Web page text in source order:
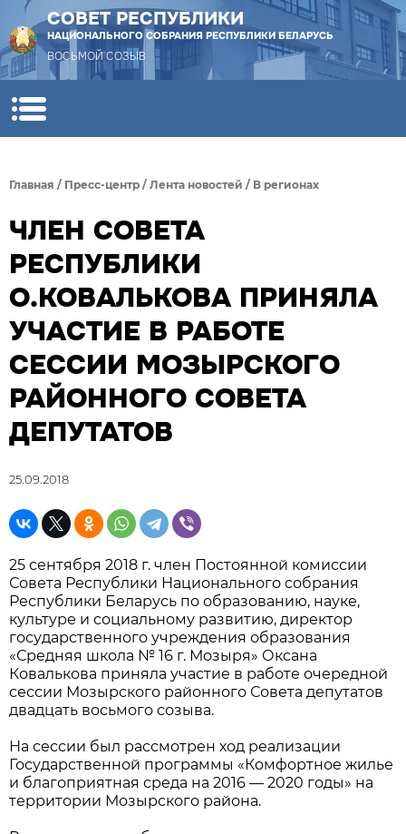
СОВЕТ РЕСПУБЛИКИ
НАЦИОНАЛЬНОГО СОБРАНИЯ РЕСПУБЛИКИ БЕЛАРУСЬ
ВОСЬМОЙ СОЗЫВ
Главная / Пресс-центр / Лента новостей / В регионах
ЧЛЕН СОВЕТА
РЕСПУБЛИКИ
О.КОВАЛЬКОВА ПРИНЯЛА
УЧАСТИЕ В РАБОТЕ
СЕССИИ МОЗЫРСКОГО
РАЙОННОГО СОВЕТА
ДЕПУТАТОВ
25.09.2018
25 сентября 2018 г. член Постоянной комиссии
Совета Республики Национального собрания
Республики Беларусь по образованию, науке,
культуре и социальному развитию, директор
государственного учреждения образования
«Средняя школа № 16 г. Мозыря» Оксана
Ковалькова приняла участие в работе очередной
сессии Мозырского районного Совета депутатов
двадцать восьмого созыва.
На сессии был рассмотрен ход реализации
Государственной программы «Комфортное жилье
и благоприятная среда на 2016 — 2020 годы» на
территории Мозырского района.